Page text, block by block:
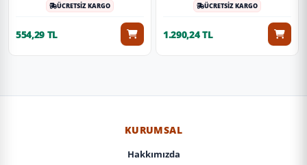
ÜCRETSİZ KARGO
554,29 TL
ÜCRETSİZ KARGO
1.290,24 TL
KURUMSAL
Hakkımızda